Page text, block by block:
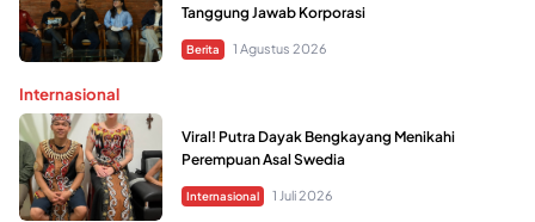
Tanggung Jawab Korporasi
Berita 1 Agustus 2026
Internasional
Viral! Putra Dayak Bengkayang Menikahi
Perempuan Asal Swedia
Internasional 1 Juli 2026